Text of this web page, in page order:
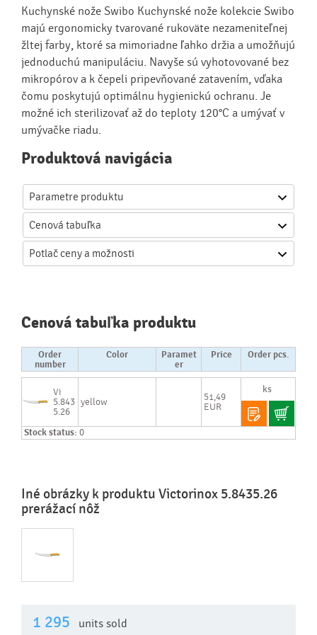
Kuchynské nože Swibo Kuchynské nože kolekcie Swibo
majú ergonomicky tvarované rukoväte nezameniteľnej
žltej farby, ktoré sa mimoriadne ľahko držia a umožňujú
jednoduchú manipuláciu. Navyše sú vyhotovované bez
mikropórov a k čepeli pripevňované zatavením, vďaka
čomu poskytujú optimálnu hygienickú ochranu. Je
možné ich sterilizovať až do teploty 120°C a umývať v
umývačke riadu.
Produktová navigácia
Parametre produktu
Cenová tabuľka
Potlačceny a možnosti
Cenová tabuľka produktu
Order
number
Color
Paramet
er
Price Order pcs.
Vi
5.843
5.26
yellow
51,49
EUR
Stock status: 0
Iné obrázky k produktu Victorinox 5.8435.26
prerážací nôž
1 295 units sold